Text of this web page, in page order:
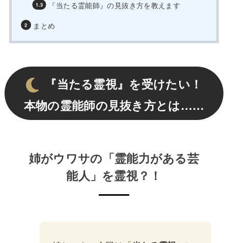
『当たる霊能師』の見抜き方を教えます
まとめ
『当たる霊視』を受けたい！
本物の霊能師の見抜き方とは……
姉がウワサの「霊能力がある芸
能人」を霊視？！